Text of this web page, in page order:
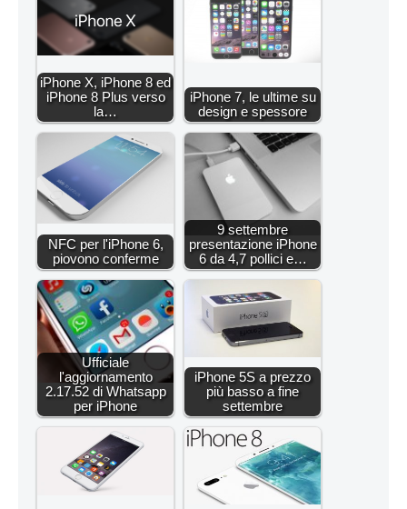
iPhone X, iPhone 8 ed
iPhone 8 Plus verso
la…
iPhone 7, le ultime su
design e spessore
NFC per l'iPhone 6,
piovono conferme
9 settembre
presentazione iPhone
6 da 4,7 pollici e…
Ufficiale
l'aggiornamento
2.17.52 di Whatsapp
per iPhone
iPhone 5S a prezzo
più basso a fine
settembre